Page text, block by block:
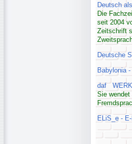
Deutsch
Die
seit 2004
Zeitschrift
Deutsche
Babylonia
daf
Sie wendet
ELiS_e -